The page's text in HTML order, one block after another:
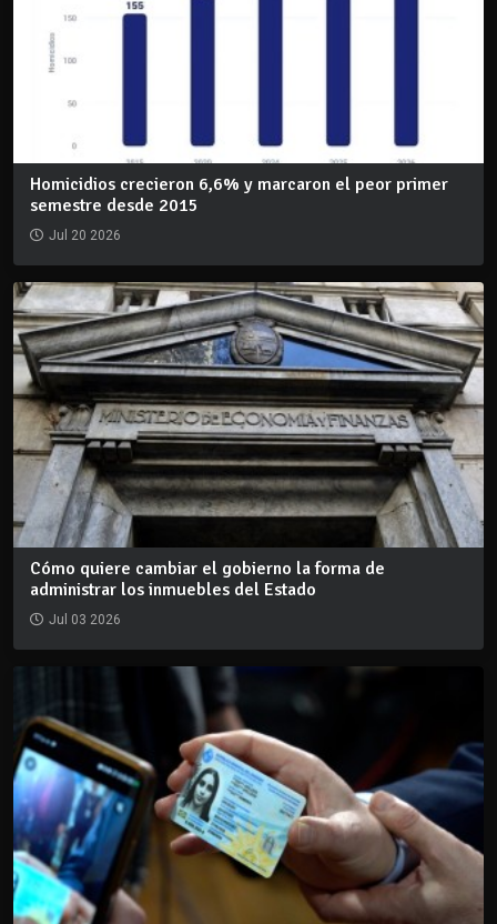
Homicidios crecieron 6,6% y marcaron el peor primer
semestre desde 2015
Jul 20 2026
Cómo quiere cambiar el gobierno la forma de
administrar los inmuebles del Estado
Jul 03 2026